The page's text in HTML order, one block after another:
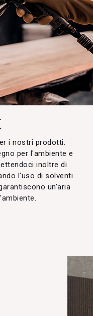
i nostri prodotti:
per l'ambiente e
inoltre di
l'uso di solventi
un'aria